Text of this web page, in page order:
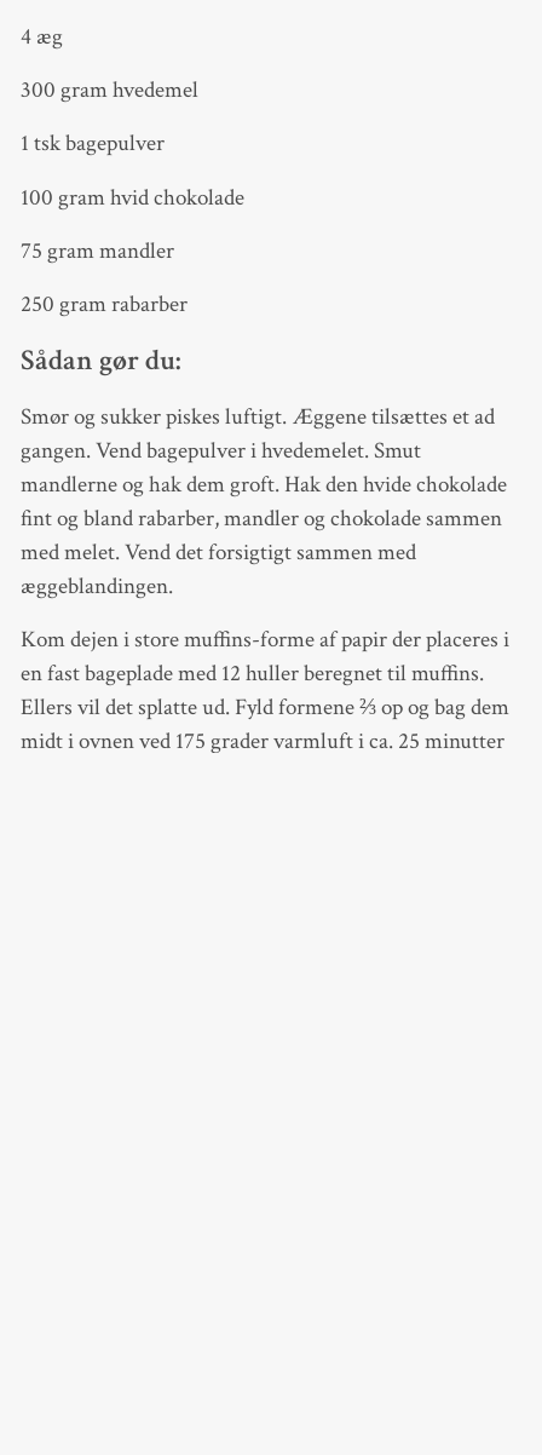
4 æg
300 gram hvedemel
1 tsk bagepulver
100 gram hvid chokolade
75 gram mandler
250 gram rabarber
Sådan gør du:
Smør og sukker piskes luftigt. Æggene tilsættes et ad
gangen. Vend bagepulver i hvedemelet. Smut
mandlerne og hak dem groft. Hak den hvide chokolade
fint og bland rabarber, mandler og chokolade sammen
med melet. Vend det forsigtigt sammen med
æggeblandingen.
Kom dejen i store muffins-forme af papir der placeres i
en fast bageplade med 12 huller beregnet til muffins.
Ellers vil det splatte ud. Fyld formene ⅔ op og bag dem
midt i ovnen ved 175 grader varmluft i ca. 25 minutter